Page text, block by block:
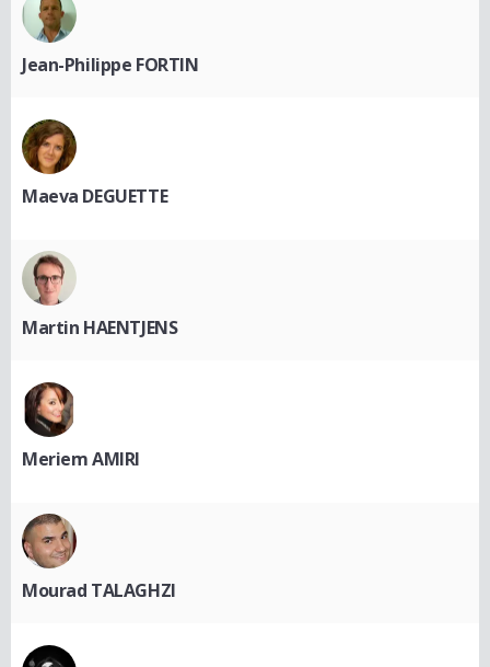
Jean-Philippe FORTIN
Maeva DEGUETTE
Martin HAENTJENS
Meriem AMIRI
Mourad TALAGHZI